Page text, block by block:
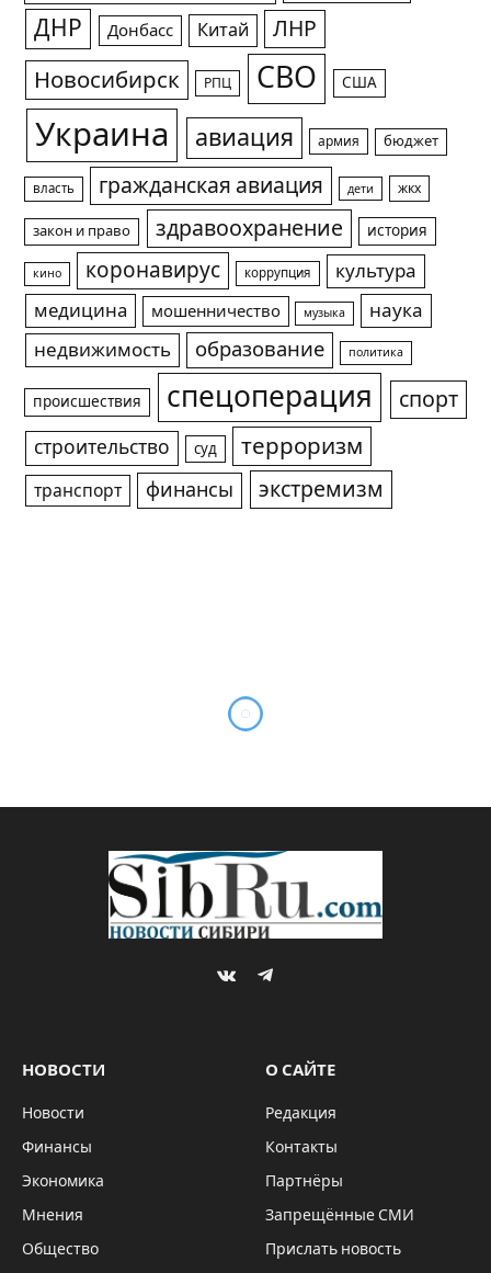
ДНР Донбасс Китай ЛНР
Новосибирск РПЦ СВО США
Украина авиация армия бюджет
власть гражданская авиация дети жкх
закон и право здравоохранение история
кино коронавирус коррупция
культура
медицина
мошенничество музыка
наука
недвижимость
образование политика
происшествия спецоперация спорт
строительство суд терроризм
транспорт финансы экстремизм
себя как дома”
17.05.2024 *ГЛАВНОЕ
Комментариев нет
4 Mins Read
Первый день государственного визита